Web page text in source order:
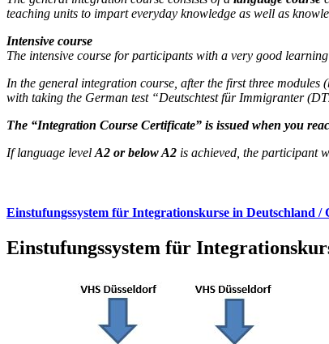
teaching units to impart everyday knowledge as well as
Intensive course
The intensive course for participants with a very good
In the general integration course, after the first three
with taking the German test “Deutschtest für Immigranter
The “Integration Course Certificate” is issued when you
If language level A2 or below A2 is achieved, the participant
Einstufungssystem für Integrationskurse in Deutschland
Einstufungssystem für